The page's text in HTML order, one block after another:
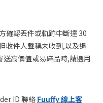
確認丟件或軌跡中斷達 30
收件人聲稱未收到,以及退
高價值或易碎品時,請選用
ID 聯絡 Fuuffy 線上客